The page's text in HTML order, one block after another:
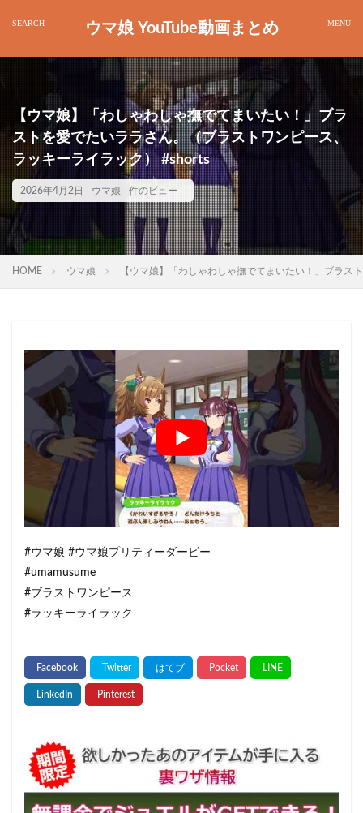
ウマ娘 YouTube動画まとめ
【ウマ娘】「わしゃわしゃ撫でてまいたい！」ブラ
ストを愛でたいララさん。（ブラストワンピース、
ラッキーライラック） #shorts
2026年4月2日 ウマ娘 件のビュー
HOME ウマ娘 【ウマ娘】「わしゃわしゃ撫でてまいたい！」ブラス
#ウマ娘 #ウマ娘プリティーダービー
#umamusume
#ブラストワンピース
#ラッキーライラック